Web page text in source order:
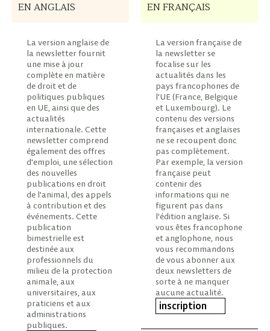
EN ANGLAIS
La version anglaise de
la newsletter fournit
une mise à jour
complète en matière
de droit et de
politiques publiques
en UE, ainsi que des
actualités
internationale. Cette
newsletter comprend
également des offres
d'emploi, une sélection
des nouvelles
publications en droit
de l'animal, des appels
à contribution et des
événements. Cette
publication
bimestrielle est
destinée aux
professionnels du
milieu de la protection
animale, aux
universitaires, aux
praticiens et aux
administrations
publiques.
EN FRANÇAIS
La version française de
la newsletter se
focalise sur les
actualités dans les
pays francophones de
l'UE (France, Belgique
et Luxembourg). Le
contenu des versions
françaises et anglaises
ne se recoupent donc
pas complètement.
Par exemple, la version
française peut
contenir des
informations qui ne
figurent pas dans
l'édition anglaise. Si
vous êtes francophone
et anglophone, nous
vous recommandons
de vous abonner aux
deux newsletters de
sorte à ne manquer
aucune actualité.
inscription